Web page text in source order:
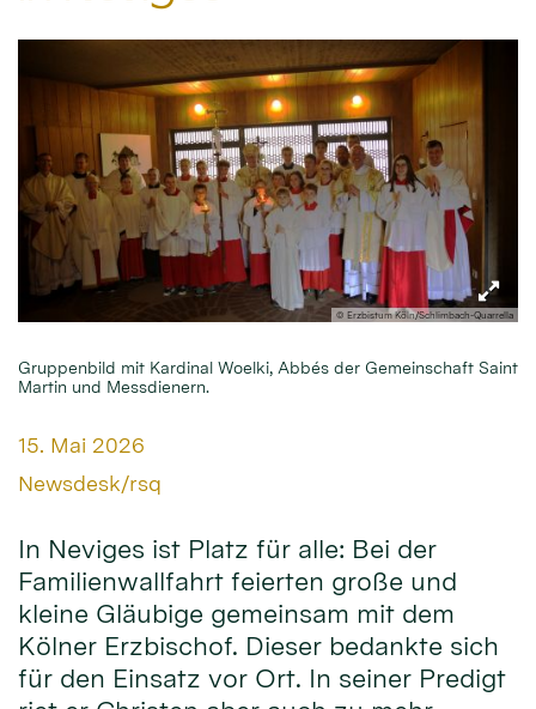
© Erzbistum Köln/Schlimbach-Quarrella
Gruppenbild mit Kardinal Woelki, Abbés der Gemeinschaft Saint
Martin und Messdienern.
Datum:
15. Mai 2026
Von:
Newsdesk/rsq
In Neviges ist Platz für alle: Bei der
Familienwallfahrt feierten große und
kleine Gläubige gemeinsam mit dem
Kölner Erzbischof. Dieser bedankte sich
für den Einsatz vor Ort. In seiner Predigt